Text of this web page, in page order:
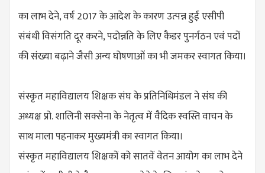
का लाभ देने, वर्ष 2017 के आदेश के कारण उत्पन्न हुई एसीपी
संबंधी विसंगति दूर करने, पदोन्नति के लिए कैडर पुनर्गठन एवं पदों
की संख्या बढ़ाने जैसी अन्य घोषणाओं का भी जमकर स्वागत किया।
संस्कृत महाविद्यालय शिक्षक संघ के प्रतिनिधिमंडल ने संघ की
अध्यक्ष प्रो. शालिनी सक्सेना के नेतृत्व में वैदिक स्वस्ति वाचन के
साथ माला पहनाकर मुख्यमंत्री का स्वागत किया।
संस्कृत महाविद्यालय शिक्षकों को सातवें वेतन आयोग का लाभ देने